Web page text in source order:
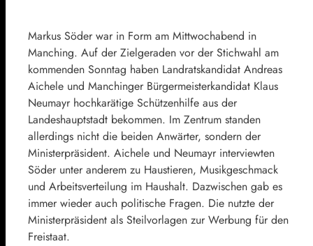
Markus Söder war in Form am Mittwochabend in
Manching. Auf der Zielgeraden vor der Stichwahl am
kommenden Sonntag haben Landratskandidat Andreas
Aichele und Manchinger Bürgermeisterkandidat Klaus
Neumayr hochkarätige Schützenhilfe aus der
Landeshauptstadt bekommen. Im Zentrum standen
allerdings nicht die beiden Anwärter, sondern der
Ministerpräsident. Aichele und Neumayr interviewten
Söder unter anderem zu Haustieren, Musikgeschmack
und Arbeitsverteilung im Haushalt. Dazwischen gab es
immer wieder auch politische Fragen. Die nutzte der
Ministerpräsident als Steilvorlagen zur Werbung für den
Freistaat.